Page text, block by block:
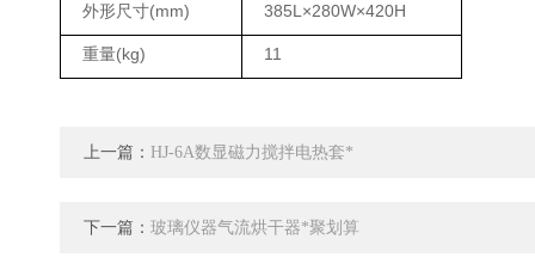
外形尺寸(mm) 385L×280W×420H
重量(kg) 11
上一篇： HJ-6A数显磁力搅拌电热套*
下一篇： 玻璃仪器气流烘干器*聚划算